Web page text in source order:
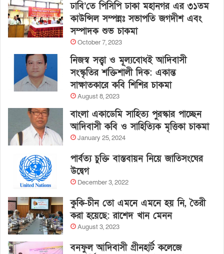
ঢাবি’তে পিসিপি ঢাকা মহানগর এর ৩১তম
কাউন্সিল সম্পন্নঃ সভাপতি জগদীশ এবং
সম্পাদক শুভ চাকমা
October 7, 2023
নিজস্ব সত্ত্বা ও মূল্যবোধই আদিবাসী
সংস্কৃতির শক্তিশালী দিক: একান্ত
সাক্ষাতকারে কবি শিশির চাকমা
August 8, 2023
বাংলা একাডেমি সাহিত্য পুরস্কার পাচ্ছেন
আদিবাসী কবি ও সাহিত্যিক মৃত্তিকা চাকমা
January 25, 2024
পার্বত্য চুক্তি বাস্তবায়ন নিয়ে জাতিসংঘের
উদ্বেগ
December 3, 2022
কুকি-চীন তো এমনে এমনে হয় নি, তৈরী
করা হয়েছে: রাশেদ খান মেনন
August 3, 2023
বনফুল আদিবাসী গ্রীনহার্ট কলেজে